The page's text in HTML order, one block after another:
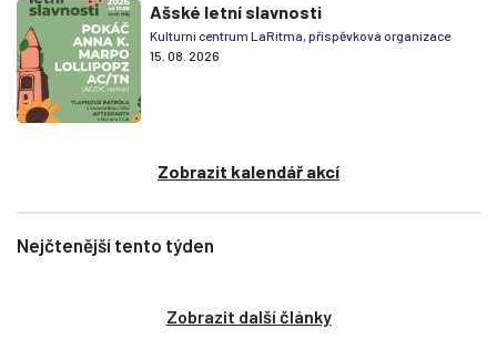
Ašské letní slavnosti
Kulturní centrum LaRitma, příspěvková organizace
15. 08. 2026
Zobrazit kalendář akcí
Nejčtenější tento týden
Zobrazit další články